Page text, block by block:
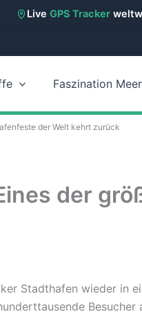
Live GPS Tracker
Faszination Meer
der Welt kehrt zurück
der
Stadthafen wieder in
Besucher